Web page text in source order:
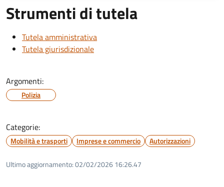
Strumenti di tutela
Tutela amministrativa
Tutela giurisdizionale
Argomenti:
Polizia
Categorie:
Mobilità e trasporti Imprese e commercio Autorizzazioni
Ultimo aggiornamento:02/02/2026 16:26.47